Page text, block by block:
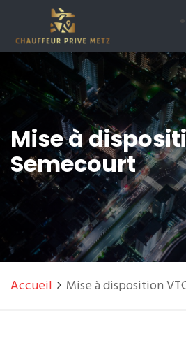
Mise à
Semecourt
Accueil Mise à disposition